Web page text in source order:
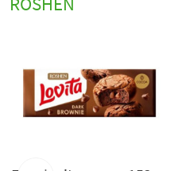
Шоколадовите бонбони
пълнеж и хрупкав акцент
бонбони са създадени за
комбинации между
балансирано и